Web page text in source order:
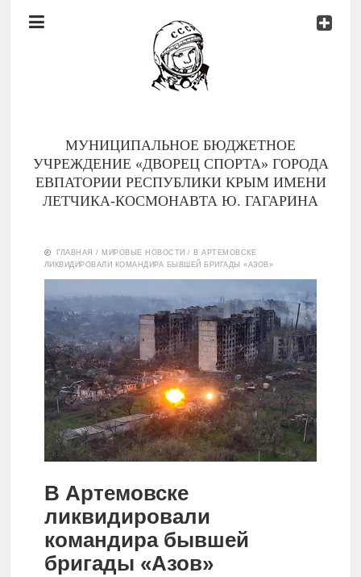
Документы
МУНИЦИПАЛЬНОЕ БЮДЖЕТНОЕ
УЧРЕЖДЕНИЕ «ДВОРЕЦ СПОРТА» ГОРОДА
ЕВПАТОРИИ РЕСПУБЛИКИ КРЫМ ИМЕНИ
ЛЕТЧИКА-КОСМОНАВТА Ю. ГАГАРИНА
Документы
Контакты
Новости
Родителям
О
Версия для
слабовидящих
ГЛАВНАЯ / МИРОВЫЕ НОВОСТИ / В АРТЕМОВСКЕ
ЛИКВИДИРОВАЛИ КОМАНДИРА БЫВШЕЙ БРИГАДЫ «АЗОВ»
В Артемовске
ликвидировали
командира бывшей
бригады «Азов»